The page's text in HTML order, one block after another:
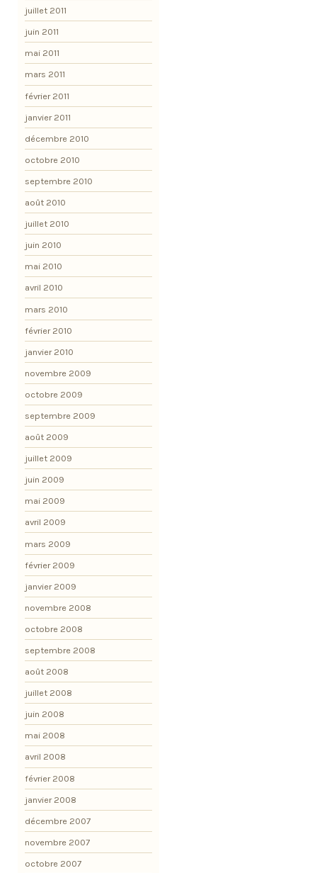
juillet 2011
juin 2011
mai 2011
mars 2011
février 2011
janvier 2011
décembre 2010
octobre 2010
septembre 2010
août 2010
juillet 2010
juin 2010
mai 2010
avril 2010
mars 2010
février 2010
janvier 2010
novembre 2009
octobre 2009
septembre 2009
août 2009
juillet 2009
juin 2009
mai 2009
avril 2009
mars 2009
février 2009
janvier 2009
novembre 2008
octobre 2008
septembre 2008
août 2008
juillet 2008
juin 2008
mai 2008
avril 2008
février 2008
janvier 2008
décembre 2007
novembre 2007
octobre 2007